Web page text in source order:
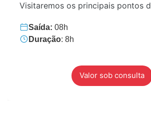
Visitaremos os principais pontos
Saída: 08h
Duração: 8h
Valor sob consulta